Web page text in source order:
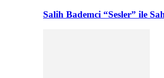
Salih Bademci “Sesler” ile